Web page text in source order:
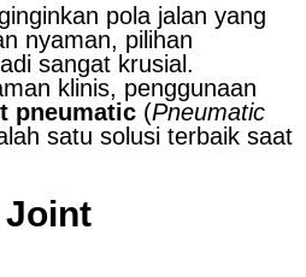
pola jalan yang
nyaman, pilihan
sangat krusial.
klinis, penggunaan
pneumatic (Pneumatic
satu solusi terbaik saat
Joint